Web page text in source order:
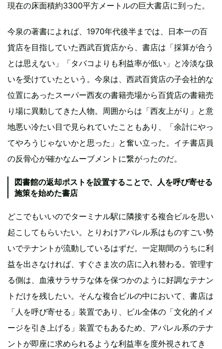
現在の床面積約3300平方メートルの巨大書店に到った。
今泉の著書によれば、1970年代後半までは、日本一の百
貨店を目指していた西武百貨店から、書店は「採算が合う
とは思えない」「タバコよりも利益率が低い」と冷淡な扱
いを受けていたという。今泉は、西武百貨店の子会社的な
位置にあったスーパー西友の書籍売場から百貨店の書籍売
り場に異動してきた人物。周囲からは「西友上がり」と意
地悪い冷たい目で見られていたこともあり、「余計にやっ
てやろうじゃないかと思った」と奮い立った。イチ書店員
の反骨心が確かなムーブメントに繋がったのだ。
図書館の返却ポストを設置することで、人を呼び寄せる
施策を始めた書店
どこでもいいのでターミナル駅に隣接する複合ビルを思い
起こしてもらいたい。とりわけアパレル系はものすごい勢
いでテナントが流動しているはずだ。一定期間のうちに利
益を出さなければ、すぐさま次の店に入れ替わる。管理す
る側は、血液サラサラな体を保つかのように好調なテナン
トだけを残したい。そんな複合ビルの中において、書店は
「人を呼び寄せる」装置であり、ビル全体の「文化的イメ
ージを引き上げる」装置でもあるため、アパレル系のテナ
ントが即座に求められるような利益率を度外視されてき